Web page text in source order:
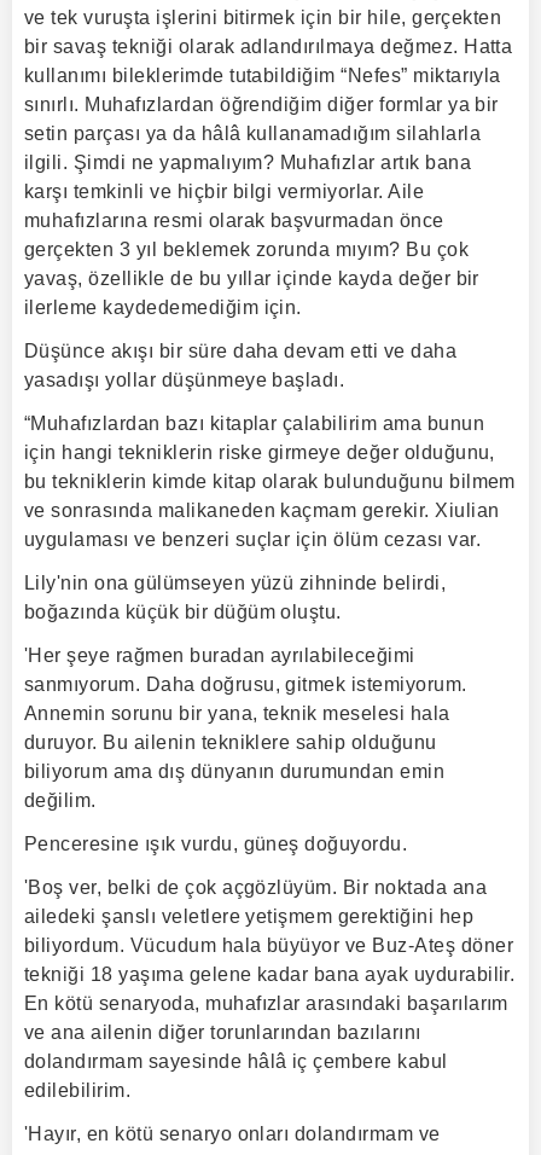
ve tek vuruşta işlerini bitirmek için bir hile, gerçekten
bir savaş tekniği olarak adlandırılmaya değmez. Hatta
kullanımı bileklerimde tutabildiğim “Nefes” miktarıyla
sınırlı. Muhafızlardan öğrendiğim diğer formlar ya bir
setin parçası ya da hâlâ kullanamadığım silahlarla
ilgili. Şimdi ne yapmalıyım? Muhafızlar artık bana
karşı temkinli ve hiçbir bilgi vermiyorlar. Aile
muhafızlarına resmi olarak başvurmadan önce
gerçekten 3 yıl beklemek zorunda mıyım? Bu çok
yavaş, özellikle de bu yıllar içinde kayda değer bir
ilerleme kaydedemediğim için.
Düşünce akışı bir süre daha devam etti ve daha
yasadışı yollar düşünmeye başladı.
“Muhafızlardan bazı kitaplar çalabilirim ama bunun
için hangi tekniklerin riske girmeye değer olduğunu,
bu tekniklerin kimde kitap olarak bulunduğunu bilmem
ve sonrasında malikaneden kaçmam gerekir. Xiulian
uygulaması ve benzeri suçlar için ölüm cezası var.
Lily'nin ona gülümseyen yüzü zihninde belirdi,
boğazında küçük bir düğüm oluştu.
'Her şeye rağmen buradan ayrılabileceğimi
sanmıyorum. Daha doğrusu, gitmek istemiyorum.
Annemin sorunu bir yana, teknik meselesi hala
duruyor. Bu ailenin tekniklere sahip olduğunu
biliyorum ama dış dünyanın durumundan emin
değilim.
Penceresine ışık vurdu, güneş doğuyordu.
'Boş ver, belki de çok açgözlüyüm. Bir noktada ana
ailedeki şanslı veletlere yetişmem gerektiğini hep
biliyordum. Vücudum hala büyüyor ve Buz-Ateş döner
tekniği 18 yaşıma gelene kadar bana ayak uydurabilir.
En kötü senaryoda, muhafızlar arasındaki başarılarım
ve ana ailenin diğer torunlarından bazılarını
dolandırmam sayesinde hâlâ iç çembere kabul
edilebilirim.
'Hayır, en kötü senaryo onları dolandırmam ve